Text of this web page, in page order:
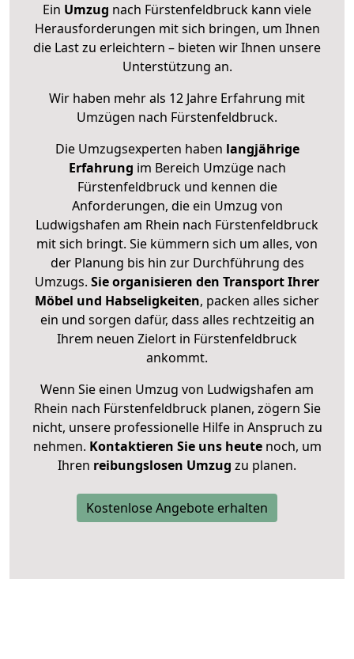
Ein Umzug nach Fürstenfeldbruck kann viele
Herausforderungen mit sich bringen, um Ihnen
die Last zu erleichtern – bieten wir Ihnen unsere
Unterstützung an.
Wir haben mehr als 12 Jahre Erfahrung mit
Umzügen nach Fürstenfeldbruck.
Die Umzugsexperten haben langjährige
Erfahrung im Bereich Umzüge nach
Fürstenfeldbruck und kennen die
Anforderungen, die ein Umzug von
Ludwigshafen am Rhein nach Fürstenfeldbruck
mit sich bringt. Sie kümmern sich um alles, von
der Planung bis hin zur Durchführung des
Umzugs. Sie organisieren den Transport Ihrer
Möbel und Habseligkeiten, packen alles sicher
ein und sorgen dafür, dass alles rechtzeitig an
Ihrem neuen Zielort in Fürstenfeldbruck
ankommt.
Wenn Sie einen Umzug von Ludwigshafen am
Rhein nach Fürstenfeldbruck planen, zögern Sie
nicht, unsere professionelle Hilfe in Anspruch zu
nehmen. Kontaktieren Sie uns heutenoch, um
Ihren reibungslosen Umzug zu planen.
Kostenlose Angebote erhalten